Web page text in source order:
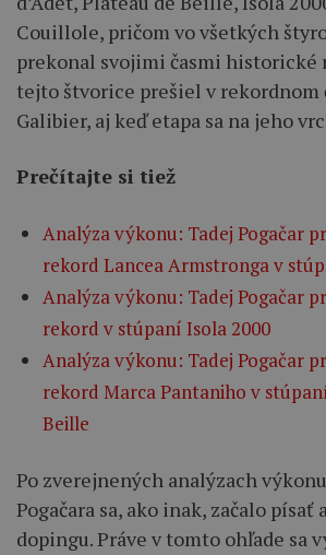
Couillole, pričom vo všetkých
prekonal svojimi časmi historické
tejto štvorice prešiel v rekordnom
Galibier, aj keď etapa sa na jeho
Prečítajte si tiež
Analýza výkonu: Tadej Pogačar
rekord Lancea Armstronga v
Analýza výkonu: Tadej Pogačar
rekord v stúpaní Isola 2000
Analýza výkonu: Tadej Pogačar
rekord Marca Pantaniho v
Beille
Po zverejnených analýzach
Pogačara sa, ako inak, začalo písať
dopingu. Práve v tomto ohľade sa